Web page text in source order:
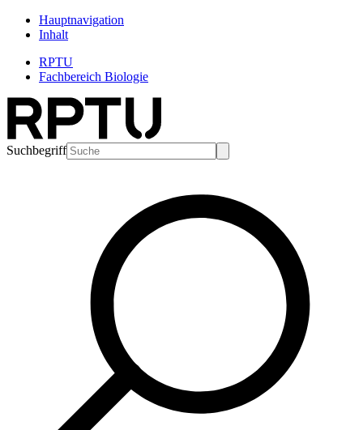
Hauptnavigation
Inhalt
RPTU
Fachbereich Biologie
Suchbegriff